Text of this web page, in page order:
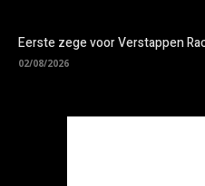
Eerste zege voor Verstappen
02/08/2026